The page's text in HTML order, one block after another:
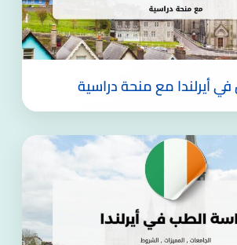
في أيرلندا مع منحة دراسية